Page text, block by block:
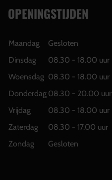
OPENINGSTIJDEN
Maandag
Gesloten
Dinsdag
08.30 - 18.00 uur
Woensdag 08.30 - 18.00 uur
Donderdag 08.30 - 20.00 uur
Vrijdag
08.30 - 18.00 uur
Zaterdag
08.30 - 17.00 uur
Zondag
Gesloten